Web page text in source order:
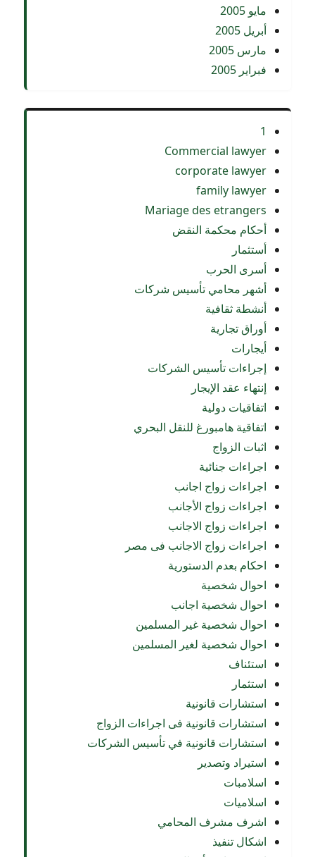
مايو 2005
أبريل 2005
مارس 2005
فبراير 2005
1
Commercial lawyer
corporate lawyer
family lawyer
Mariage des etrangers
أحكام محكمة النقض
أستثمار
أسرى الحرب
أشهر محامي تأسيس شركات
أنشطة ثقافية
أوراق تجارية
أيجارات
إجراءات تأسيس الشركات
إنتهاء عقد الإيجار
اتفاقيات دولية
اتفاقية هامبورغ للنقل البحري
اثبات الزواج
اجراءات جنائية
اجراءات زواج اجانب
اجراءات زواج الأجانب
اجراءات زواج الاجانب
اجراءات زواج الاجانب فى مصر
احكام بعدم الدستورية
احوال شخصية
احوال شخصية اجانب
احوال شخصية غير المسلمين
احوال شخصية لغير المسلمين
استئناف
استثمار
استشارات قانونية
استشارات قانونية فى اجراءات الزواج
استشارات قانونية في تأسيس الشركات
استيراد وتصدير
اسلامبات
اسلاميات
اشرف مشرف المحامي
اشكال تنفيذ